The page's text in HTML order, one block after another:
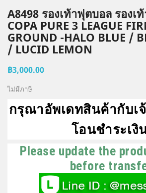
A8498 รองเท้าฟุตบอล รองเ
COPA PURE 3 LEAGUE
GROUND -HALO BLUE /
/ LUCID LEMON
฿3,000.00
ไม่มีภาษี
กรุณาอัพเดทสินค้ากับเ
โอนชำระเงิ
Please update the
before